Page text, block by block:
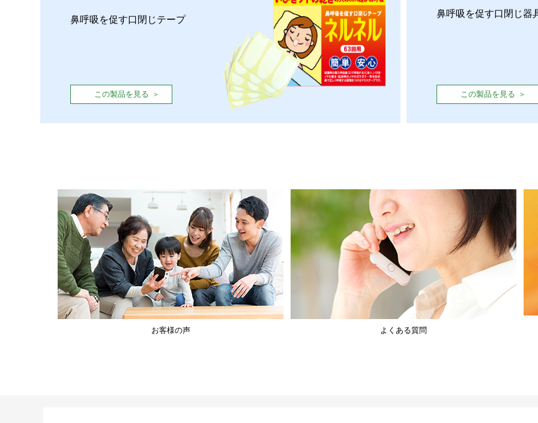
鼻呼吸を促す口閉じテープ
この製品を見る
鼻呼吸を促す口閉じ器
この製品を見る
お客様の声 よくある質問